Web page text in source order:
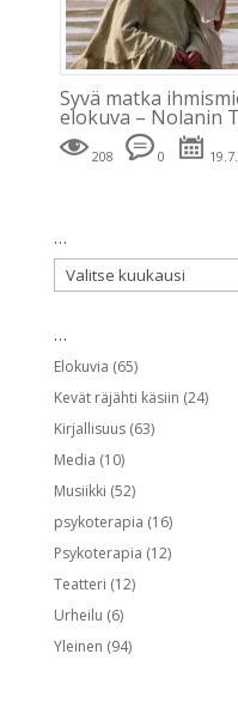
Syvä matka
elokuva – Nolanin
208 0
…
…
Elokuvia (65)
Kevät räjähti käsiin (24)
Kirjallisuus(63)
Media (10)
Musiikki (52)
psykoterapia (16)
Psykoterapia (12)
Teatteri (12)
Urheilu (6)
Yleinen (94)